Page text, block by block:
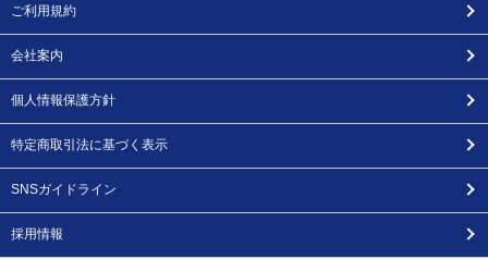
ご利用規約
会社案内
個人情報保護方針
特定商取引法に基づく表示
SNSガイドライン
採用情報